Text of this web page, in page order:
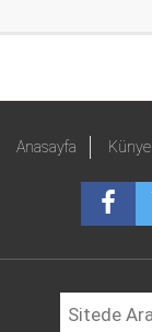
Anasayfa Künye